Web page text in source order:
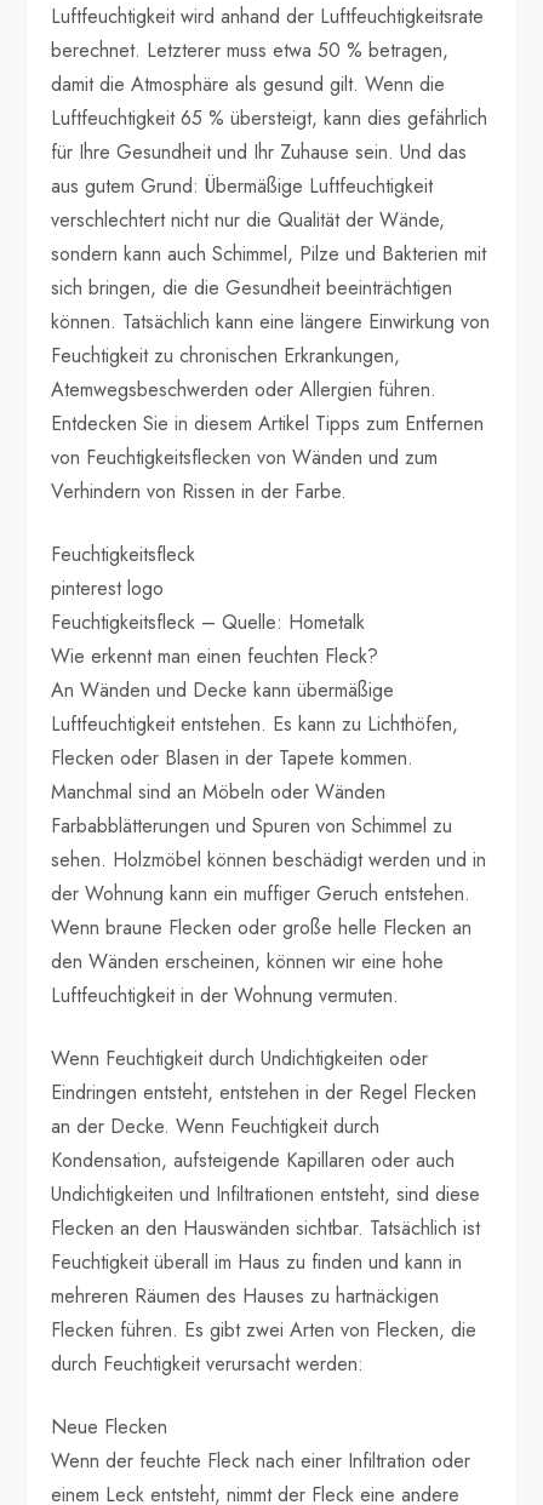
Luftfeuchtigkeit wird anhand der Luftfeuchtigkeitsrate
berechnet. Letzterer muss etwa 50 % betragen,
damit die Atmosphäre als gesund gilt. Wenn die
Luftfeuchtigkeit 65 % übersteigt, kann dies gefährlich
für Ihre Gesundheit und Ihr Zuhause sein. Und das
aus gutem Grund: Übermäßige Luftfeuchtigkeit
verschlechtert nicht nur die Qualität der Wände,
sondern kann auch Schimmel, Pilze und Bakterien mit
sich bringen, die die Gesundheit beeinträchtigen
können. Tatsächlich kann eine längere Einwirkung von
Feuchtigkeit zu chronischen Erkrankungen,
Atemwegsbeschwerden oder Allergien führen.
Entdecken Sie in diesem Artikel Tipps zum Entfernen
von Feuchtigkeitsflecken von Wänden und zum
Verhindern von Rissen in der Farbe.
Feuchtigkeitsfleck
pinterest logo
Feuchtigkeitsfleck – Quelle: Hometalk
Wie erkennt man einen feuchten Fleck?
An Wänden und Decke kann übermäßige
Luftfeuchtigkeit entstehen. Es kann zu Lichthöfen,
Flecken oder Blasen in der Tapete kommen.
Manchmal sind an Möbeln oder Wänden
Farbabblätterungen und Spuren von Schimmel zu
sehen. Holzmöbel können beschädigt werden und in
der Wohnung kann ein muffiger Geruch entstehen.
Wenn braune Flecken oder große helle Flecken an
den Wänden erscheinen, können wir eine hohe
Luftfeuchtigkeit in der Wohnung vermuten.
Wenn Feuchtigkeit durch Undichtigkeiten oder
Eindringen entsteht, entstehen in der Regel Flecken
an der Decke. Wenn Feuchtigkeit durch
Kondensation, aufsteigende Kapillaren oder auch
Undichtigkeiten und Infiltrationen entsteht, sind diese
Flecken an den Hauswänden sichtbar. Tatsächlich ist
Feuchtigkeit überall im Haus zu finden und kann in
mehreren Räumen des Hauses zu hartnäckigen
Flecken führen. Es gibt zwei Arten von Flecken, die
durch Feuchtigkeit verursacht werden:
Neue Flecken
Wenn der feuchte Fleck nach einer Infiltration oder
einem Leck entsteht, nimmt der Fleck eine andere